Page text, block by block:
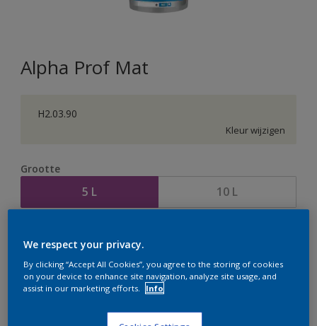
Alpha Prof Mat
H2.03.90
Kleur wijzigen
Grootte
5 L 10 L
Bereken
Op dit moment is het niet mogelijk dit product online
We respect your privacy.
By clicking “Accept All Cookies”, you agree to the storing of cookies
on your device to enhance site navigation, analyze site usage, and
assist in our marketing efforts.
Info